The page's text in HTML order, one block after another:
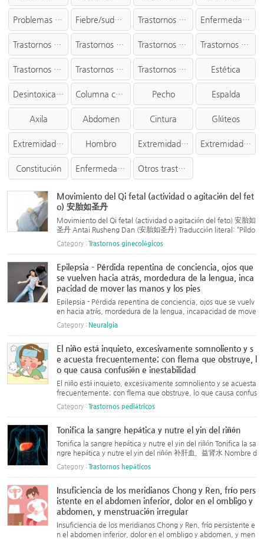
Problemas sanguíneos/linfáticos Fiebre/sudor/frío Trastornos hepáticos Enfermedades cardiovasculares
Trastornos pulmonares Trastornos renales Trastornos de la vesícula biliar Trastornos del intestino delgado/intestino grueso
Trastornos gastrointestinales Trastornos de la vejiga Trastornos del bazo/páncreas/apéndice Estética
Desintoxicación Columna cervical Pecho Espalda
Axila Abdomen Cintura Glúteos
Extremidades Hombro Extremidad superior Extremidad inferior
Constitución Enfermedad infecciosa Otros trastornos
Movimiento del Qi fetal (actividad o agitación del fet
o) 安胎如圣丹
Movimiento del Qi fetal (actividad o agitación del feto) 安胎如
圣丹 Antai Rusheng Dan (安胎如圣丹) Traducción literal: “Píldo
ra Sagrada para Calmar el Feto” Fuente: Shèshēng Zhòngmiào
fāng (Maravillosas Prescripciones para Conservar la Vida),...
Category : Trastornos ginecológicos
Epilepsia - Pérdida repentina de conciencia, ojos que
se vuelven hacia atrás, mordedura de la lengua, inca
pacidad de mover las manos y los pies
Epilepsia - Pérdida repentina de conciencia, ojos que se vuelv
en hacia atrás, mordedura de la lengua, incapacidad de move
r las manos y los pies Epilepsia - Pérdida repentina de concien
cia, ojos que se vuelven hacia atrás, mordedura de la len...
Category : Neuralgia
El niño está inquieto, excesivamente somnoliento y s
e acuesta frecuentemente; con flema que obstruye, l
o que causa confusión e inestabilidad
El niño está inquieto, excesivamente somnoliento y se acuesta
frecuentemente; con flema que obstruye, lo que causa confus
ión e inestabilidad El niño está inquieto, excesivamente somno
liento y se acuesta frecuentemente; con flema que obstruy
Category : Trastornos pediátricos
Tonifica la sangre hepática y nutre el yin del riñón
Tonifica la sangre hepática y nutre el yin del riñón Tonifica la sa
ngre hepática y nutre el yin del riñón 补肝血，益肾水 Nombre d
e la fórmula: Ān Shuì Dān (安睡丹 – "Píldora para el Sueño Tran
quilo") Ingredientes: 白芍 (Bái Sháo, Paeonia lac...
Category : Trastornos hepáticos
Insuficiencia de los meridianos Chong y Ren, frío pers
istente en el abdomen inferior, dolor en el ombligo y
abdomen, y menstruación irregular
Insuficiencia de los meridianos Chong y Ren, frío persistente e
n el abdomen inferior, dolor en el ombligo y abdomen, y men